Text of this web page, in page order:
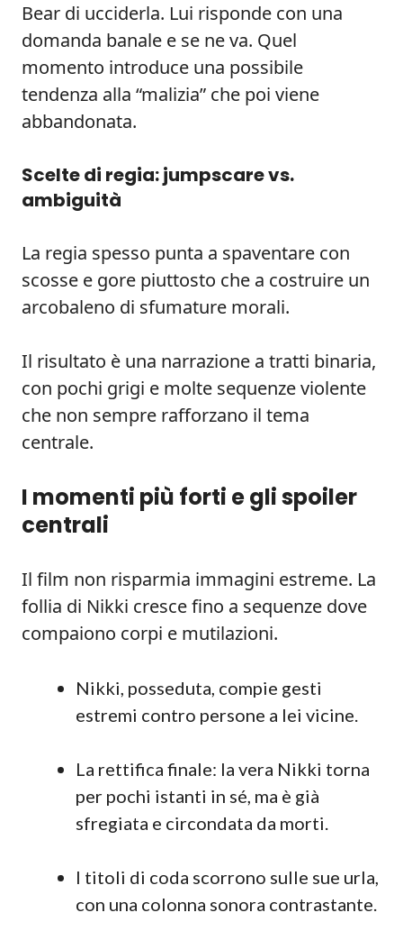
Bear di ucciderla. Lui risponde con una
domanda banale e se ne va. Quel
momento introduce una possibile
tendenza alla “malizia” che poi viene
abbandonata.
Scelte di regia: jumpscare vs.
ambiguità
La regia spesso punta a spaventare con
scosse e gore piuttosto che a costruire un
arcobaleno di sfumature morali.
Il risultato è una narrazione a tratti binaria,
con pochi grigi e molte sequenze violente
che non sempre rafforzano il tema
centrale.
I momenti più forti e gli spoiler
centrali
Il film non risparmia immagini estreme. La
follia di Nikki cresce fino a sequenze dove
compaiono corpi e mutilazioni.
Nikki, posseduta, compie gesti
estremi contro persone a lei vicine.
La rettifica finale: la vera Nikki torna
per pochi istanti in sé, ma è già
sfregiata e circondata da morti.
I titoli di coda scorrono sulle sue urla,
con una colonna sonora contrastante.